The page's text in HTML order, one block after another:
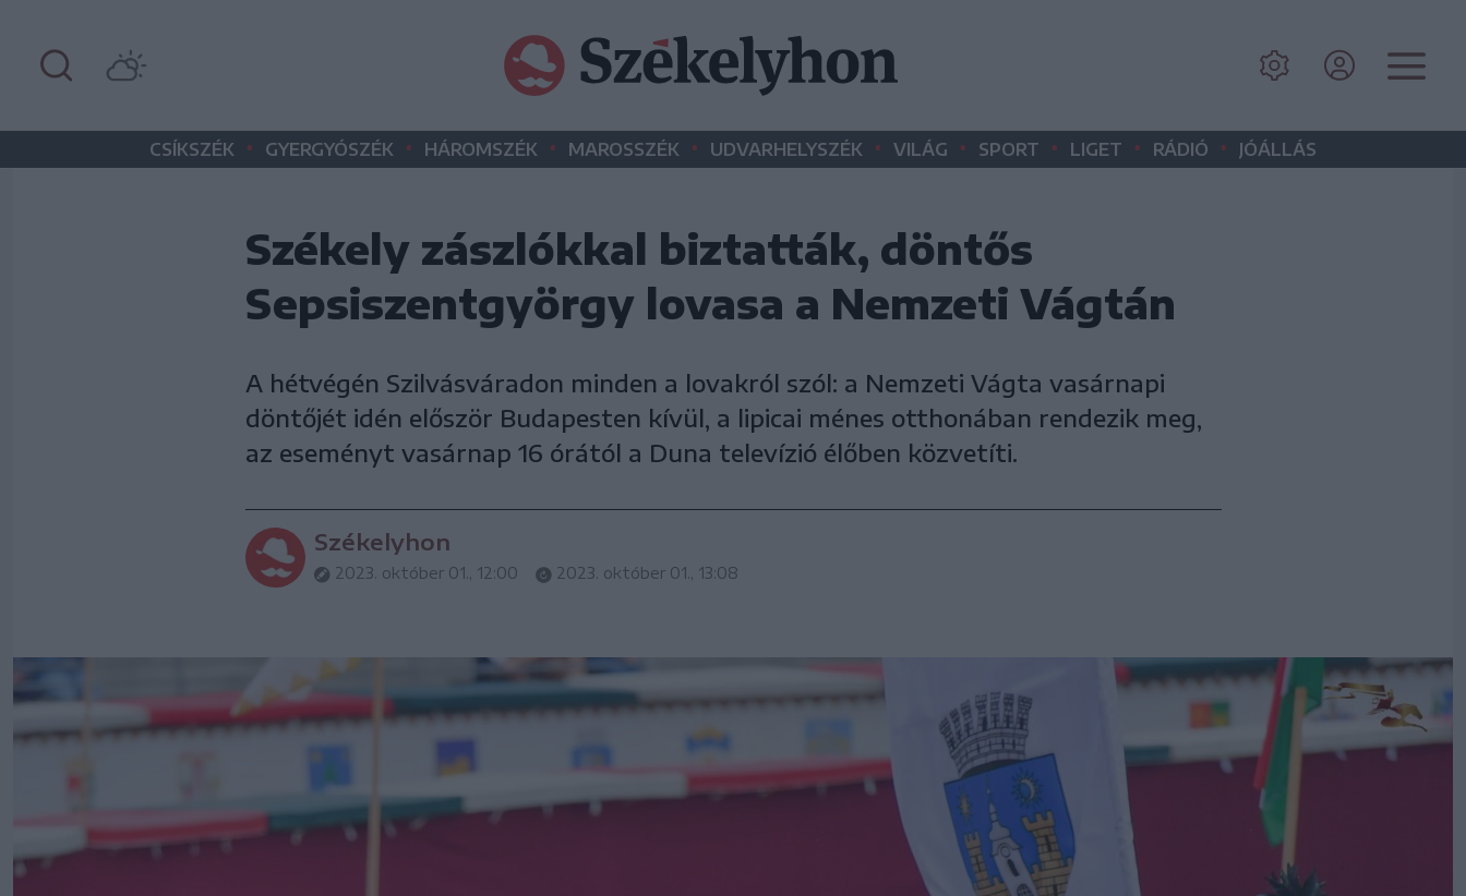
CSÍKSZÉK • GYERGYÓSZÉK • HÁROMSZÉK • MAROSSZÉK • UDVARHELYSZÉK • VILÁG • SPORT • LIGET • RÁDIÓ • JÓÁLLÁS
Székely zászlókkal biztatták, döntős
Sepsiszentgyörgy lovasa a Nemzeti Vágtán
A hétvégén Szilvásváradon minden a lovakról szól: a Nemzeti Vágta vasárnapi
döntőjét idén először Budapesten kívül, a lipicai ménes otthonában rendezik meg,
az eseményt vasárnap 16 órától a Duna televízió élőben közvetíti.
Székelyhon
2023. október 01., 12:00 2023. október 01., 13:08